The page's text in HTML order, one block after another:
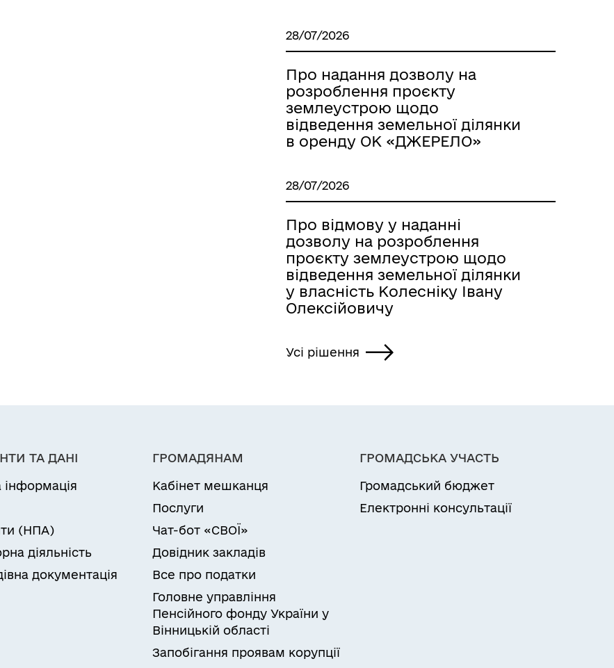
28/07/2026
Про надання дозволу на
розроблення проєкту
землеустрою щодо
відведення земельної ділянки
в оренду ОК «ДЖЕРЕЛО»
28/07/2026
Про відмову у наданні
дозволу на розроблення
проєкту землеустрою щодо
відведення земельної ділянки
у власність Колесніку Івану
Олексійовичу
Усі рішення
ТА ДАНІ
інформація
(НПА)
діяльність
документація
ГРОМАДЯНАМ
Кабінет мешканця
Послуги
Чат-бот «СВОЇ»
Довідник закладів
Все про податки
Головне управління
Пенсійного фонду України у
Вінницькій області
Запобігання проявам корупції
ГРОМАДСЬКА УЧАСТЬ
Громадський бюджет
Електронні консультації